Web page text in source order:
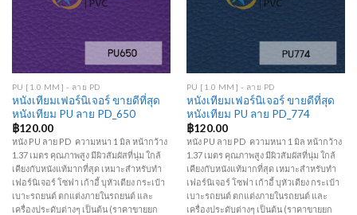
PU [1.0 MM] - ลาย PD
หนังเทียมเฟอร์นิเจอร์ ขายดีที่สุด
หนังเทียม PU ลาย PD_650
฿120.00
หนัง PU ลาย PD ความหนา 1 มิล หน้ากว้าง
1.37 เมตร คุณภาพสูง มีผิวสัมผัสที่นุ่ม ใกล้
เคียงกับหนังแท้มากที่สุด เหมาะสำหรับทำ
เฟอร์นิเจอร์ โซฟา เก้าอี้ บุหัวเตียง กระเป๋า
เบาะรถยนต์ ตกแต่งภายในรถยนต์ และ
เครื่องประดับต่างๆ เป็นต้น (ราคาขายยก
PU [1.0 MM] - ลาย PD
หนังเทียมเฟอร์นิเจอร์ ขายดีที่สุด
หนังเทียม PU ลาย PD_774
฿120.00
หนัง PU ลาย PD ความหนา 1 มิล หน้ากว้าง
1.37 เมตร คุณภาพสูง มีผิวสัมผัสที่นุ่ม ใกล้
เคียงกับหนังแท้มากที่สุด เหมาะสำหรับทำ
เฟอร์นิเจอร์ โซฟา เก้าอี้ บุหัวเตียง กระเป๋า
เบาะรถยนต์ ตกแต่งภายในรถยนต์ และ
เครื่องประดับต่างๆ เป็นต้น (ราคาขายยก